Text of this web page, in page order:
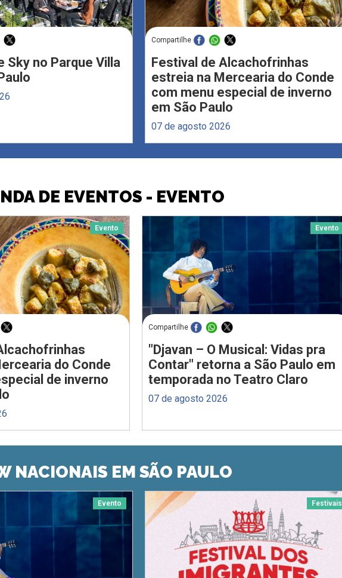
Sky no Parque Villa
Compartilhe
Festival de Alcachofrinhas
estreia na Mercearia do Conde
com menu especial de inverno
em São Paulo
07 de agosto 2026
DE EVENTOS - EVENTO
Evento
do Conde
de inverno
Evento
Compartilhe
"Djavan – O Musical: Vidas pra
Contar" retorna a São Paulo em
temporada no Teatro Claro
07 de agosto 2026
NACIONAIS EM SÃO PAULO
Evento Festivais